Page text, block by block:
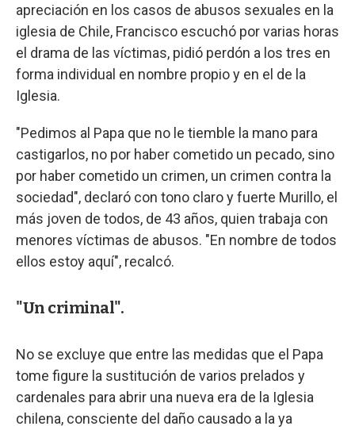
apreciación en los casos de abusos sexuales en la
iglesia de Chile, Francisco escuchó por varias horas
el drama de las víctimas, pidió perdón a los tres en
forma individual en nombre propio y en el de la
Iglesia.
"Pedimos al Papa que no le tiemble la mano para
castigarlos, no por haber cometido un pecado, sino
por haber cometido un crimen, un crimen contra la
sociedad", declaró con tono claro y fuerte Murillo, el
más joven de todos, de 43 años, quien trabaja con
menores víctimas de abusos. "En nombre de todos
ellos estoy aquí", recalcó.
"Un criminal".
No se excluye que entre las medidas que el Papa
tome figure la sustitución de varios prelados y
cardenales para abrir una nueva era de la Iglesia
chilena, consciente del daño causado a la ya